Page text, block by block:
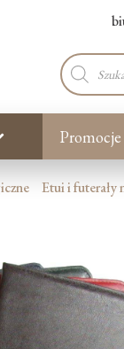
produktów
Promocje
Etui i futerały